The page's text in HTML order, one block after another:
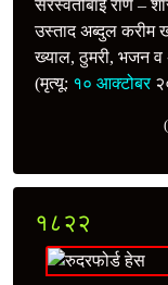
सरस्वतीबाई राणे –
उस्ताद अब्दुल करीम
ख्याल, ठुमरी, भजन
(मृत्यू: १० आक्टोबर
१८२२